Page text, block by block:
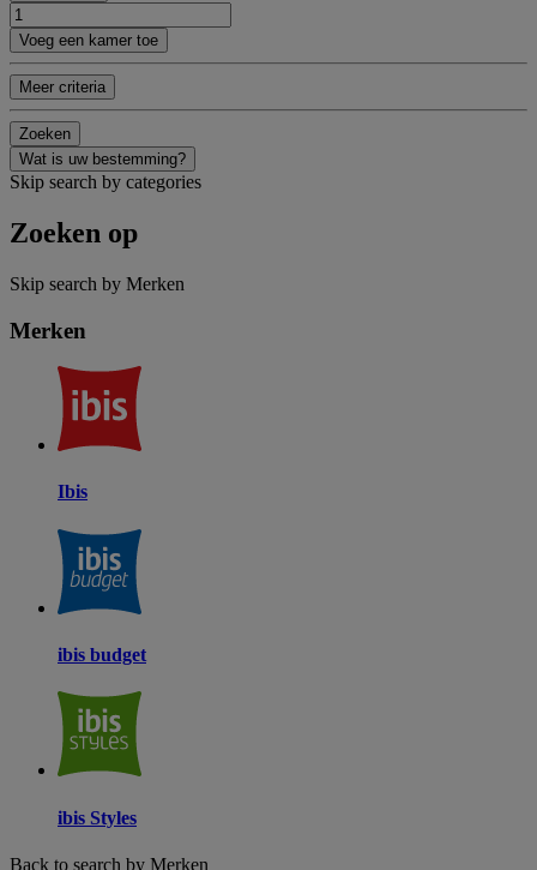
Voeg een kamer toe
Meer criteria
Zoeken
Wat is uw bestemming?
Skip search by categories
Zoeken op
Skip search by Merken
Merken
Ibis
ibis budget
ibis Styles
Back to search by Merken